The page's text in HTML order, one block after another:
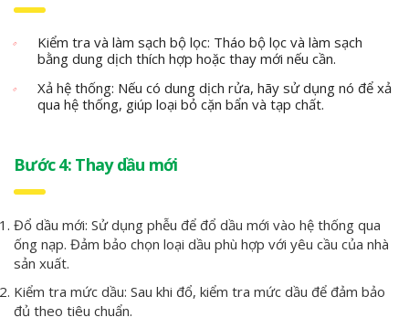
Kiểm tra và làm sạch bộ lọc: Tháo bộ lọc và làm sạch
bằng dung dịch thích hợp hoặc thay mới nếu cần.
Xả hệ thống: Nếu có dung dịch rửa, hãy sử dụng nó để xả
qua hệ thống, giúp loại bỏ cặn bẩn và tạp chất.
Bước 4: Thay dầu mới
Đổ dầu mới: Sử dụng phễu để đổ dầu mới vào hệ thống qua
ống nạp. Đảm bảo chọn loại dầu phù hợp với yêu cầu của nhà
sản xuất.
Kiểm tra mức dầu: Sau khi đổ, kiểm tra mức dầu để đảm bảo
đủ theo tiêu chuẩn.